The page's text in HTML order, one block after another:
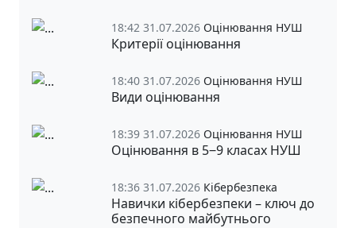
18:42 31.07.2026 Оцінювання НУШ
Критерії оцінювання
18:40 31.07.2026 Оцінювання НУШ
Види оцінювання
18:39 31.07.2026 Оцінювання НУШ
Оцінювання в 5‒9 класах НУШ
18:36 31.07.2026 Кібербезпека
Навички кібербезпеки – ключ до
безпечного майбутнього